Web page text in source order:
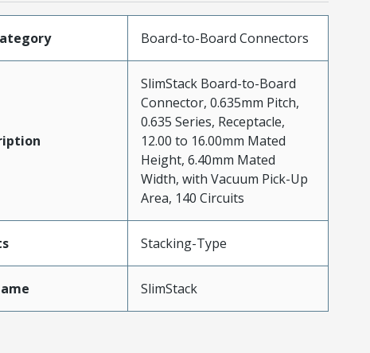
Board-to-Board Connectors
SlimStack Board-to-Board
Connector, 0.635mm Pitch,
0.635 Series, Receptacle,
12.00 to 16.00mm Mated
Height, 6.40mm Mated
Width, with Vacuum Pick-Up
Area, 140 Circuits
Stacking-Type
SlimStack